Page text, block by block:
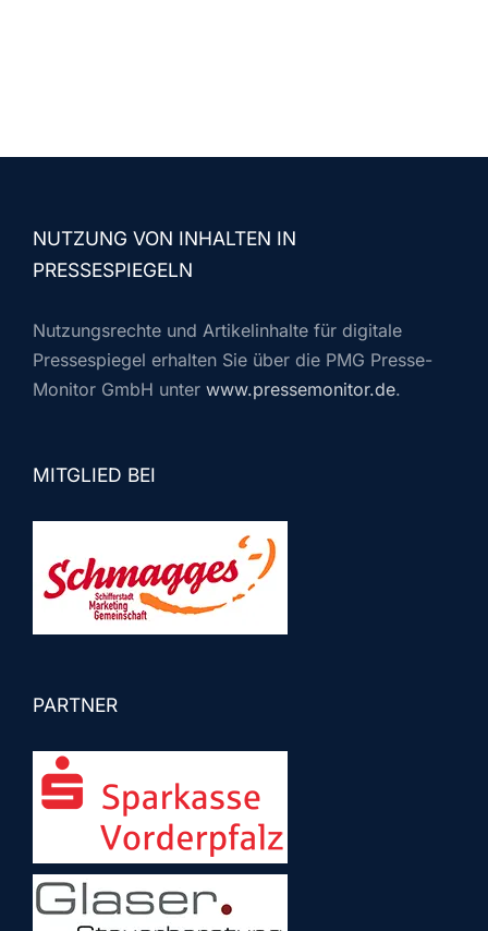
NUTZUNG VON INHALTEN IN
PRESSESPIEGELN
Nutzungsrechte und Artikelinhalte für digitale
Pressespiegel erhalten Sie über die PMG Presse-
Monitor GmbH unter www.pressemonitor.de.
MITGLIED BEI
PARTNER